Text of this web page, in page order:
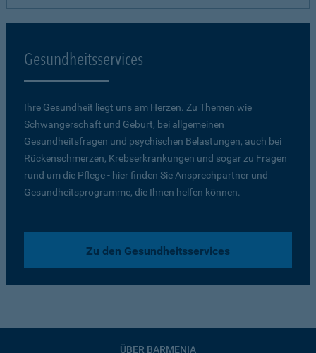
Gesundheitsservices
Ihre Gesundheit liegt uns am Herzen. Zu Themen wie
Schwangerschaft und Geburt, bei allgemeinen
Gesundheitsfragen und psychischen Belastungen, auch bei
Rückenschmerzen, Krebserkrankungen und sogar zu Fragen
rund um die Pflege - hier finden Sie Ansprechpartner und
Gesundheitsprogramme, die Ihnen helfen können.
Zu den Gesundheitsservices
ÜBER BARMENIA